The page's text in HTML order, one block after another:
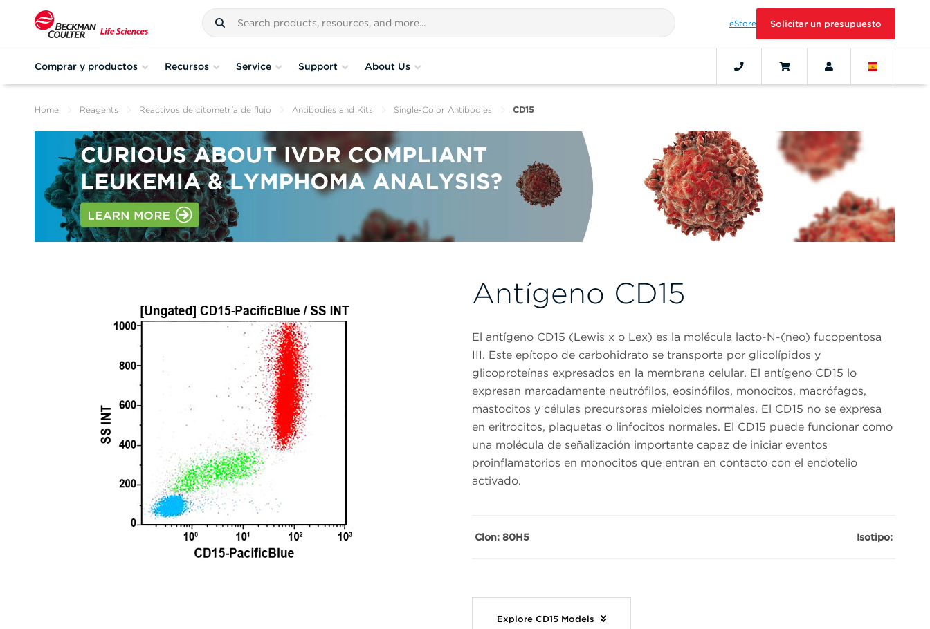
eStore Solicitar un presupuesto
Comprar y productos Recursos Service Support About Us
Home Reagents Reactivos de citometría de flujo Antibodies and Kits Single-Color Antibodies CD15
Antígeno CD15
El antígeno CD15 (Lewis x o Lex) es la molécula lacto-N-(neo) fucopentosa
III. Este epítopo de carbohidrato se transporta por glicolípidos y
glicoproteínas expresados en la membrana celular. El antígeno CD15 lo
expresan marcadamente neutrófilos, eosinófilos, monocitos, macrófagos,
mastocitos y células precursoras mieloides normales. El CD15 no se expresa
en eritrocitos, plaquetas o linfocitos normales. El CD15 puede funcionar como
una molécula de señalización importante capaz de iniciar eventos
proinflamatorios en monocitos que entran en contacto con el endotelio
activado.
Clon: 80H5 Isotipo: IgM
Explore CD15 Models